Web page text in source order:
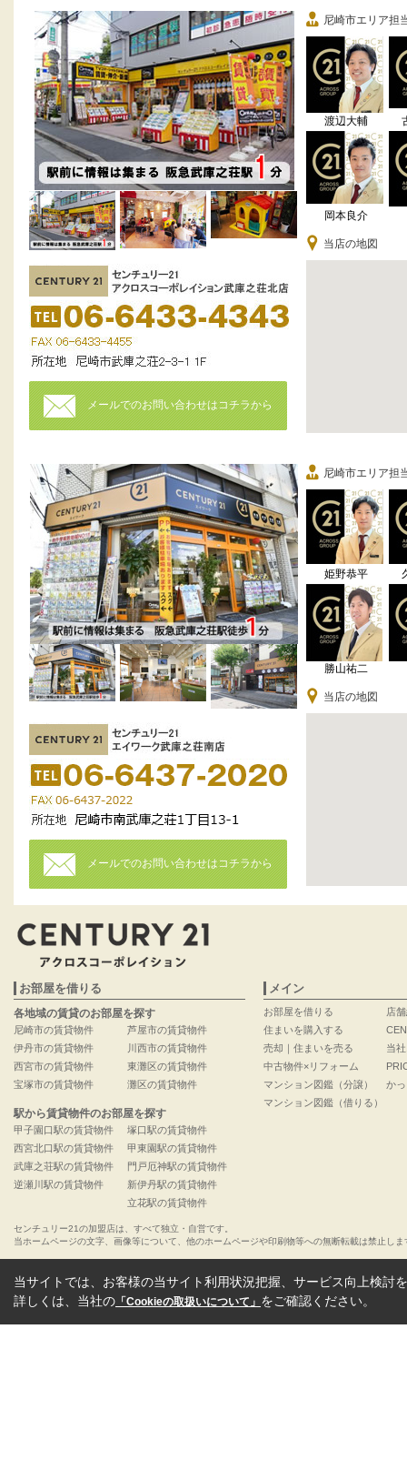
メールでのお問い合わせはコチラから
尼崎市エリア担
渡辺大輔
岡本良介
当店の地図
メールでのお問い合わせはコチラから
尼崎市エリア担
姫野恭平
勝山祐二
当店の地図
お部屋を借りる
各地域の賃貸のお部屋を探す
尼崎市の賃貸物件
伊丹市の賃貸物件
西宮市の賃貸物件
宝塚市の賃貸物件
芦屋市の賃貸物件
川西市の賃貸物件
東灘区の賃貸物件
灘区の賃貸物件
駅から賃貸物件のお部屋を探す
甲子園口駅の賃貸物件
西宮北口駅の賃貸物件
武庫之荘駅の賃貸物件
逆瀬川駅の賃貸物件
塚口駅の賃貸物件
甲東園駅の賃貸物件
門戸厄神駅の賃貸物件
新伊丹駅の賃貸物件
立花駅の賃貸物件
メイン
お部屋を借りる
住まいを購入する
売却｜住まいを売る
中古物件×リフォーム
マンション図鑑（分譲）
マンション図鑑（借りる）
店
当
か
センチュリー21の加盟店は、すべて独立・自営です。
当ホームページの文字、画像等について、他のホームページや印刷物等への無断転載は禁止しま
当サイトでは、お客様の当サイト利用状況把握、サービス向上検討
詳しくは、当社の 「Cookieの取扱いについて」 をご確認ください。